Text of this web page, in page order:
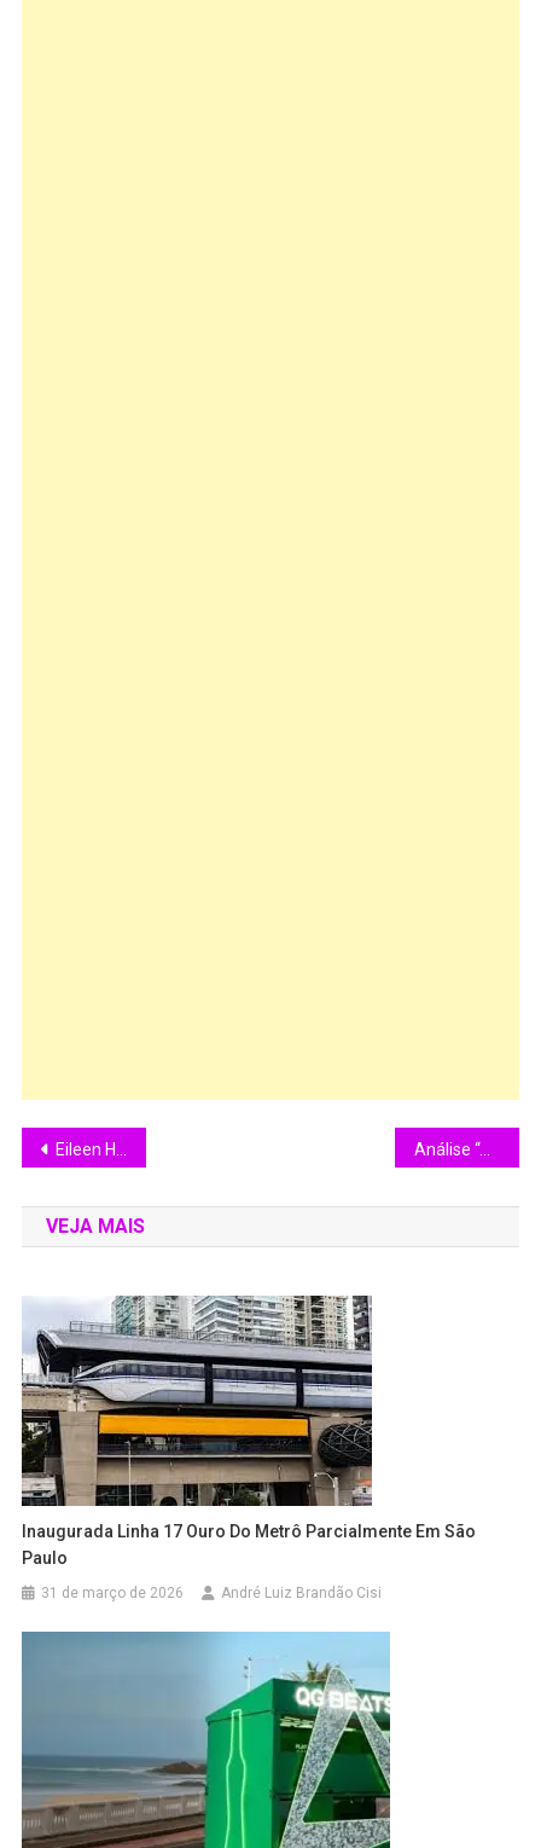
Eileen Higgins é a Primeira Mulher eleita Prefeita de Miami Análise “A Outra Face” (1997)
VEJA MAIS
Inaugurada Linha 17 Ouro Do Metrô Parcialmente Em São
Paulo
31 de março de 2026 André Luiz Brandão Cisi